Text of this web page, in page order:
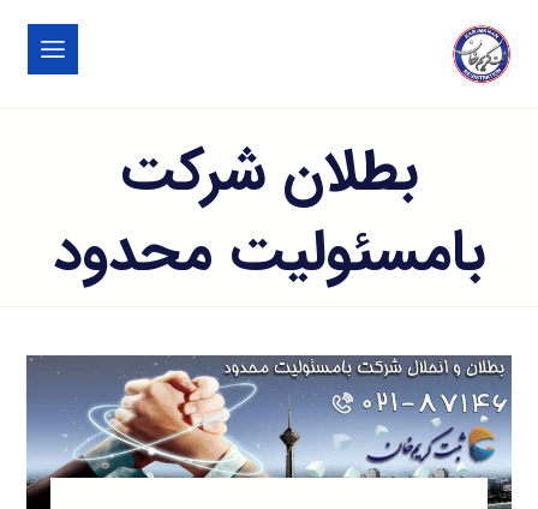
بطلان شرکت
بامسئولیت محدود